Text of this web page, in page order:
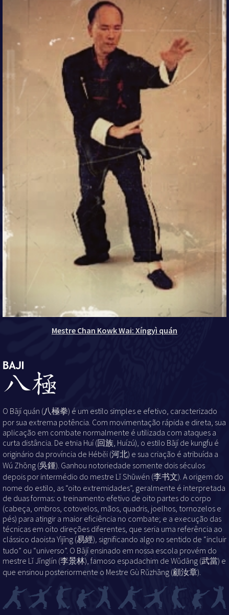
Mestre Chan Kowk Wai: Xíngyì quán
O Bājí quán (八極拳) é um estilo simples e efetivo, caracterizado
por sua extrema potência. Com movimentação rápida e direta, sua
aplicação em combate normalmente é utilizada com ataques a
curta distância. De etnia Huí (回族, Huízú), o estilo Bājí de kungfu é
originário da província de Héběi (河北) e sua criação é atribuída a
Wú Zhōng (吳鍾). Ganhou notoriedade somente dois séculos
depois por intermédio do mestre Lǐ Shūwén (李书文). A origem do
nome do estilo, as “oito extremidades”, geralmente é interpretada
de duas formas: o treinamento efetivo de oito partes do corpo
(cabeça, ombros, cotovelos, mãos, quadris, joelhos, tornozelos e
pés) para atingir a maior eficiência no combate; e a execução das
técnicas em oito direções diferentes, que seria uma referência ao
clássico daoista Yìjīng (易經), significando algo no sentido de “incluir
tudo” ou “universo”. O Bājí ensinado em nossa escola provém do
mestre Lǐ Jǐnglín (李景林), famoso espadachim de Wǔdāng (武當) e
que ensinou posteriormente o Mestre Gù Rǔzhāng (顧汝章).